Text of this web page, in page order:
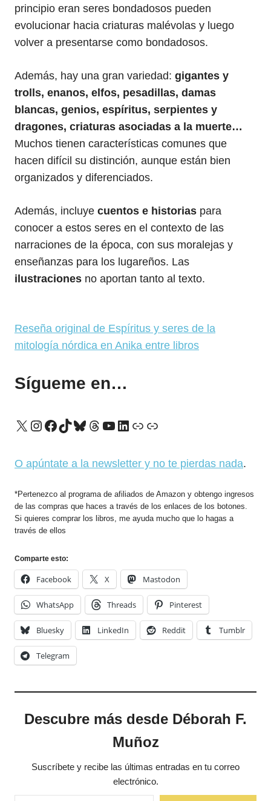
principio eran seres bondadosos pueden
evolucionar hacia criaturas malévolas y luego
volver a presentarse como bondadosos.
Además, hay una gran variedad: gigantes y
trolls, enanos, elfos, pesadillas, damas
blancas, genios, espíritus, serpientes y
dragones, criaturas asociadas a la muerte…
Muchos tienen características comunes que
hacen difícil su distinción, aunque están bien
organizados y diferenciados.
Además, incluye cuentos e historias para
conocer a estos seres en el contexto de las
narraciones de la época, con sus moralejas y
enseñanzas para los lugareños. Las
ilustraciones no aportan tanto al texto.
Reseña original de Espíritus y seres de la
mitología nórdica en Anika entre libros
Sígueme en…
X Instagram
Facebook
TikTok
Bluesky
Threads
YouTube
LinkedIn
Enlace
Enlace
O apúntate a la newsletter y no te pierdas nada.
*Pertenezco al programa de afiliados de Amazon y obtengo ingresos
de las compras que haces a través de los enlaces de los botones.
Si quieres comprar los libros, me ayuda mucho que lo hagas a
través de ellos
Comparte esto:
Facebook X Mastodon
WhatsApp Threads Pinterest
Bluesky LinkedIn Reddit Tumblr
Telegram
Descubre más desde Déborah F.
Muñoz
Suscríbete y recibe las últimas entradas en tu correo
electrónico.
Escribe tu correo electrónico…